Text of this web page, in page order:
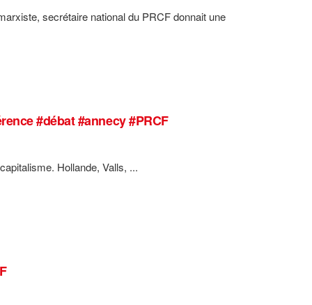
secrétaire national du PRCF donnait une
#débat #annecy #PRCF
Hollande, Valls, ...